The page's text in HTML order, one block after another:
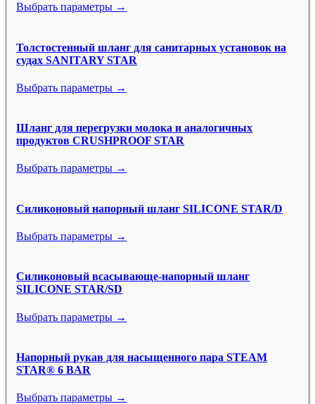
Выбрать параметры →
Толстостенный шланг для санитарных установок на
судах SANITARY STAR
Выбрать параметры →
Шланг для перегрузки молока и аналогичных
продуктов CRUSHPROOF STAR
Выбрать параметры →
Силиконовый напорный шланг SILICONE STAR/D
Выбрать параметры →
Силиконовый всасывающе-напорный шланг
SILICONE STAR/SD
Выбрать параметры →
Напорный рукав для насыщенного пара STEAM
STAR® 6 BAR
Выбрать параметры →